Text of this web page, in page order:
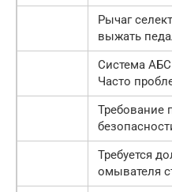
Рычаг
выжать
Система АБС
Часто
Требование
Требуется
омывателя